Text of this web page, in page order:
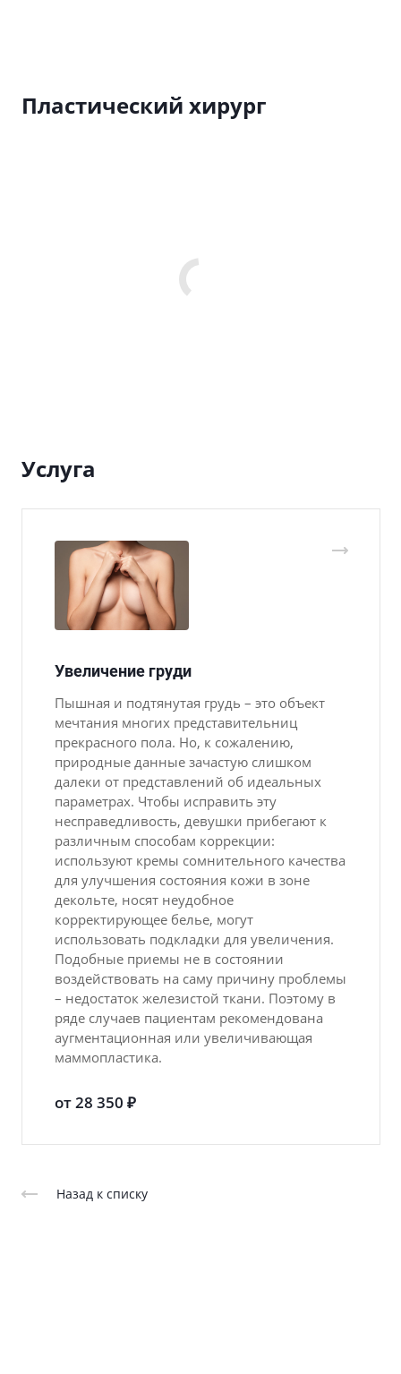
Пластический хирург
Услуга
Увеличение груди
Пышная и подтянутая грудь – это объект
мечтания многих представительниц
прекрасного пола. Но, к сожалению,
природные данные зачастую слишком
далеки от представлений об идеальных
параметрах. Чтобы исправить эту
несправедливость, девушки прибегают к
различным способам коррекции:
используют кремы сомнительного качества
для улучшения состояния кожи в зоне
декольте, носят неудобное
корректирующее белье, могут
использовать подкладки для увеличения.
Подобные приемы не в состоянии
воздействовать на саму причину проблемы
– недостаток железистой ткани. Поэтому в
ряде случаев пациентам рекомендована
аугментационная или увеличивающая
маммопластика.
от 28 350 ₽
Назад к списку